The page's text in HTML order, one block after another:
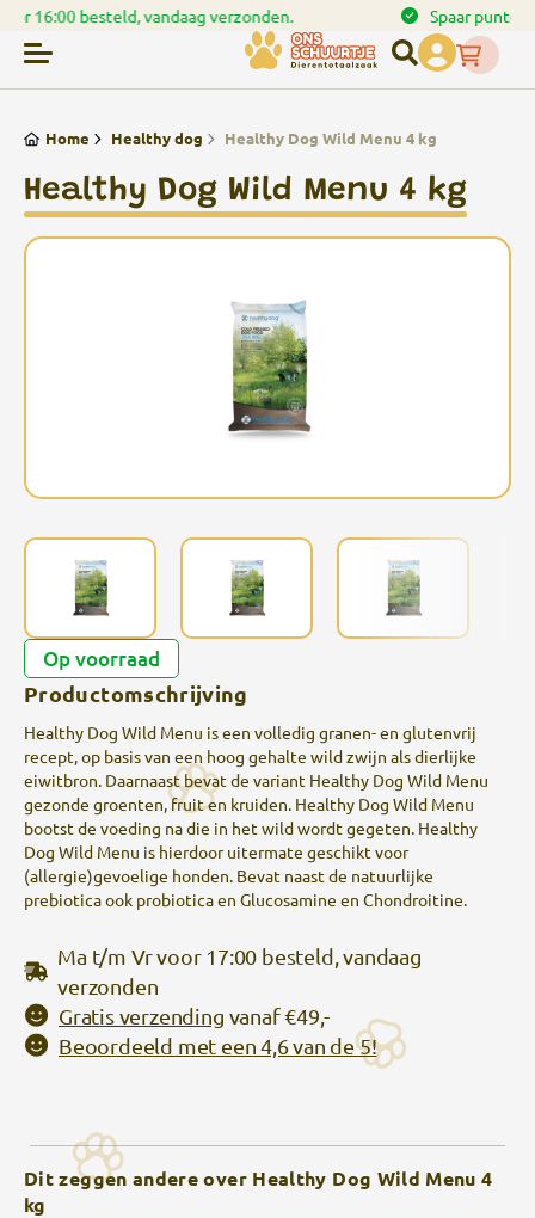
Spaar punten bij uw bestellingen
Home Healthy dog Healthy Dog Wild Menu 4 kg
Healthy Dog Wild Menu 4 kg
Op voorraad
Productomschrijving
Healthy Dog Wild Menu is een volledig granen- en glutenvrij
recept, op basis van een hoog gehalte wild zwijn als dierlijke
eiwitbron. Daarnaast bevat de variant Healthy Dog Wild Menu
gezonde groenten, fruit en kruiden. Healthy Dog Wild Menu
bootst de voeding na die in het wild wordt gegeten. Healthy
Dog Wild Menu is hierdoor uitermate geschikt voor
(allergie)gevoelige honden. Bevat naast de natuurlijke
prebiotica ook probiotica en Glucosamine en Chondroitine.
Ma t/m Vr voor 17:00 besteld, vandaag
verzonden
Gratis verzending vanaf €49,-
Beoordeeld met een 4,6 van de 5!
Dit zeggen andere over Healthy Dog Wild Menu 4
kg